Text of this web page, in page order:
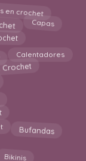
en crochet
Capas
Calentadores
Bufandas
Bikinis